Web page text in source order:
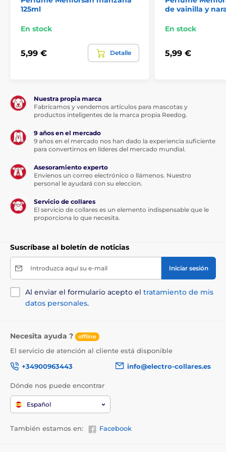
Las especificaciones técnicas pueden cambiar sin
carácter ilustrativo.
Para perros Cuidado de la piel y el pelo
125ml
En stock
5,99 € Detalle
de vainilla y
En stock
5,99 €
Nuestra propia marca
Fabricamos y vendemos artículos para mascotas y
productos inteligentes de la marca propia Reedog.
9 años en el mercado
9 años en el mercado nos han dado la experiencia suficiente
para convertirnos en líderes del mercado mundial.
Asesoramiento experto
Envíenos un correo electrónico o llámenos. Nuestro
personal le ayudará con su eleccion.
Servicio de collares
El servicio de collares es un elemento indispensable que le
proporciona lo que necesita.
Suscríbase al boletín de noticias
Introduzca aquí su e-mail Iniciar sesión
Al enviar el formulario acepto el tratamiento de mis
datos personales.
Necesita ayuda ? offline
El servicio de atención al cliente está disponible
+34900963443
info@electro-collares.es
Dónde nos puede encontrar
Español
También estamos en: Facebook